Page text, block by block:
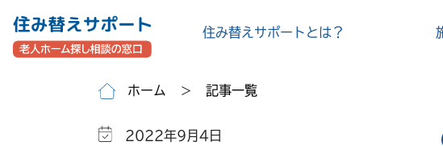
住み替えサポートとは？
ホーム >記事一覧
2022年9月4日